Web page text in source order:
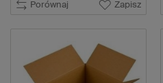
Porównaj Zapisz